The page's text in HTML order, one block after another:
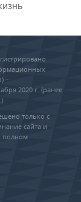
–
2020 г. (ранее
только с
сайта и
полном